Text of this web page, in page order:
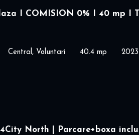
I COMISION 0% I 40 mp I
Central, Voluntari 40.4 mp 2023
North | Parcare+boxa